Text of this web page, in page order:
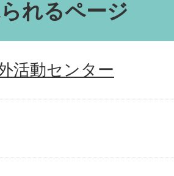
れるページ
活動センター